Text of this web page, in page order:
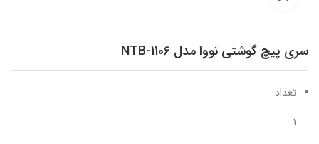
سری پیچ گوشتی نووا مدل NTB-1106
تعداد
1